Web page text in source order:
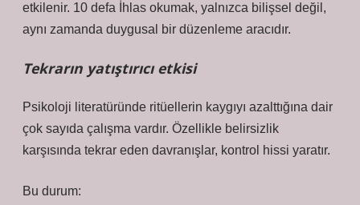
etkilenir. 10 defa İhlas okumak, yalnızca bilişsel değil,
aynı zamanda duygusal bir düzenleme aracıdır.
Tekrarın yatıştırıcı etkisi
Psikoloji literatüründe ritüellerin kaygıyı azalttığına dair
çok sayıda çalışma vardır. Özellikle belirsizlik
karşısında tekrar eden davranışlar, kontrol hissi yaratır.
Bu durum: